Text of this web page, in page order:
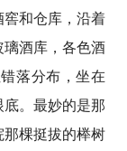
和仓库，沿着
酒库，各色酒
落分布，坐在
。最妙的是那
棵挺拔的榉树